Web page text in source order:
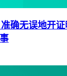
确无误地开